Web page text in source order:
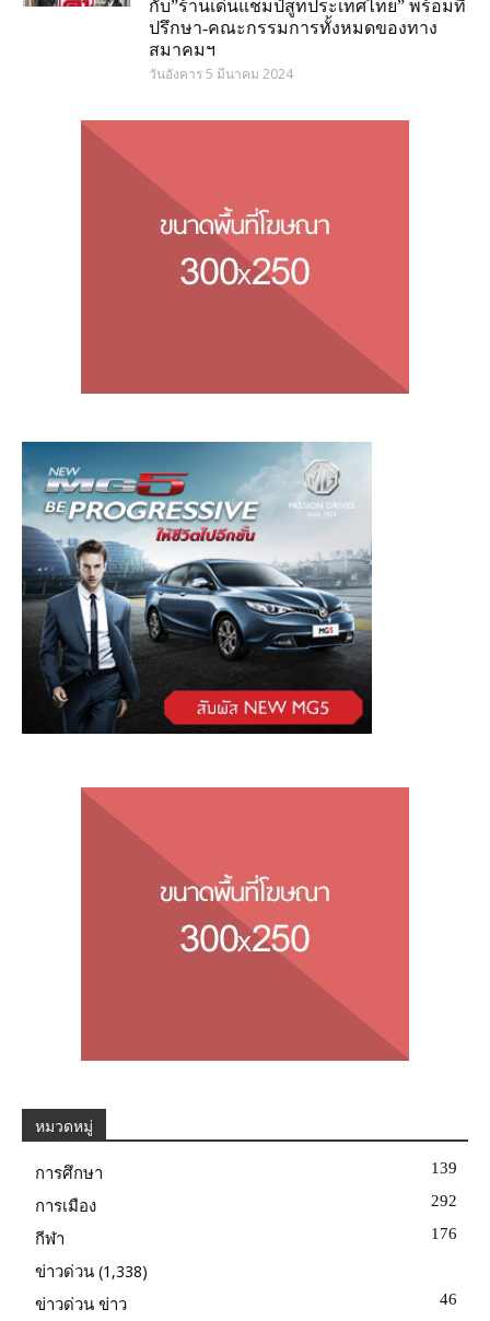
กับ”ร้านเด่นแชมป์สูทประเทศไทย” พร้อมที่
ปรึกษา-คณะกรรมการทั้งหมดของทาง
สมาคมฯ
วันอังคาร 5 มีนาคม 2024
หมวดหมู่
การศึกษา 139
การเมือง 292
กีฬา 176
ข่าวด่วน (1,338)
ข่าวด่วน ข่าว 46